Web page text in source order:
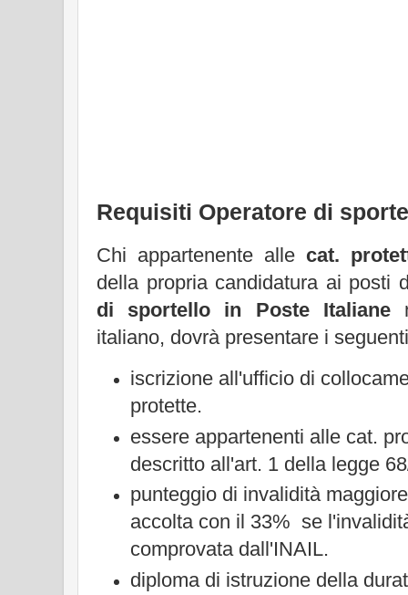
Requisiti Operatore di
Chi appartenente alle cat.
della propria candidatura ai posti
di sportello in Poste Italiane
italiano, dovrà presentare i
iscrizione all'ufficio di
protette.
essere appartenenti alle cat.
descritto all'art. 1 della legge
punteggio di invalidità
accolta con il 33% se
comprovata dall'INAIL.
diploma di istruzione della